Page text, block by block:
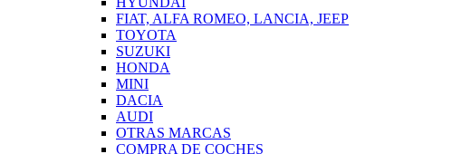
FIAT, ALFA ROMEO, LANCIA, JEEP
TOYOTA
SUZUKI
HONDA
MINI
DACIA
AUDI
OTRAS MARCAS
COMPRA DE COCHES